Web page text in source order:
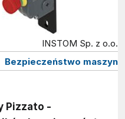
INSTOM Sp. z o.o.
Bezpieczeństwo maszyn
Pizzato -